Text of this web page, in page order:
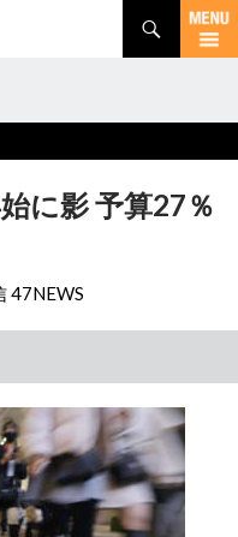
に影 予算27％
47NEWS